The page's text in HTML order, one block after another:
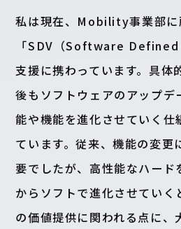
私は現在、Mobility事業部に
「SDV（Software
支援に携わっています。具体
後もソフトウェアのアップデ
能や機能を進化させていく仕
ています。従来、機能の変更
要でしたが、高性能なハード
からソフトで進化させていく
の価値提供に関われる点に、